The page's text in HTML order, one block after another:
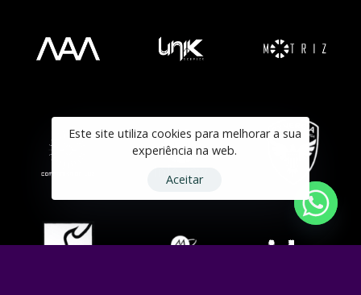
Este site utiliza cookies para melhorar a sua
experiência na web.
Aceitar